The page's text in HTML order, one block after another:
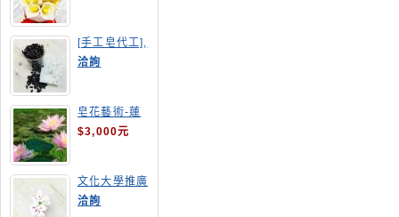
[手工皂代工],
釋迦手工皂
洽詢
皂花藝術-蓮
花
$3,000元
文化大學推廣
部高雄分部手
工皂教學
洽詢